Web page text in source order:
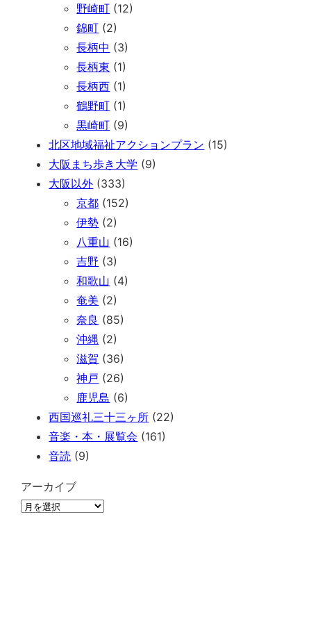
野崎町 (12)
錦町 (2)
長柄中 (3)
長柄東 (1)
長柄西 (1)
鶴野町 (1)
黒崎町 (9)
北区地域福祉アクションプラン (15)
大阪まち歩き大学 (9)
大阪以外 (333)
京都 (152)
伊勢 (2)
八重山 (16)
吉野 (3)
和歌山 (4)
奄美 (2)
奈良 (85)
沖縄 (2)
滋賀 (36)
神戸 (26)
鹿児島 (6)
西国巡礼三十三ヶ所 (22)
音楽・本・展覧会 (161)
音読 (9)
アーカイブ